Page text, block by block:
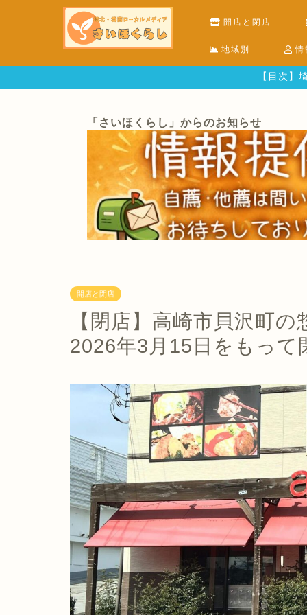
開店と閉店
地域別 情
【目次】
「さいほくらし」からのお知らせ
開店と閉店
【閉店】高崎市貝沢町
2026年3月15日をもって